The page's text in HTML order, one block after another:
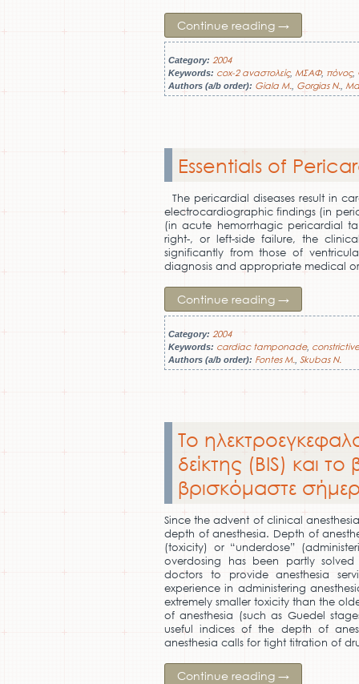
Continue reading →
Category: 2004
Keywords: cox-2 αναστολείς, ΜΣΑΦ, πόνος,
Authors (a/b order): Giala M. Gorgias N.
Essentials of
The pericardial diseases result in
electrocardiographic findings (in
(in acute hemorrhagic pericardial
right-, or left-side failure, the
significantly from those of
diagnosis and appropriate medical
Continue reading →
Category: 2004
Keywords: cardiac tamponade,
Authors (a/b order): Fontes M. Skubas N.
Το
δείκτης (BIS) και
βρισκόμαστε
Since the advent of clinical
depth of anesthesia. Depth of
(toxicity) or “underdose”
overdosing has been partly
doctors to provide anesthesia
experience in administering
extremely smaller toxicity than the
of anesthesia (such as Guedel
useful indices of the depth of
anesthesia calls for tight titration of
Continue reading →